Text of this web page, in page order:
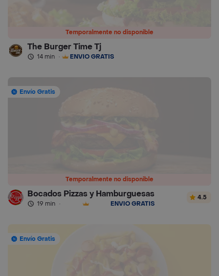
Temporalmente no disponible
The Burger Time Tj
14 min · ENVÍO GRATIS
Temporalmente no disponible
Envío Gratis
Bocados Pizzas y Hamburguesas
19 min · ENVÍO GRATIS
4.5
Envío Gratis